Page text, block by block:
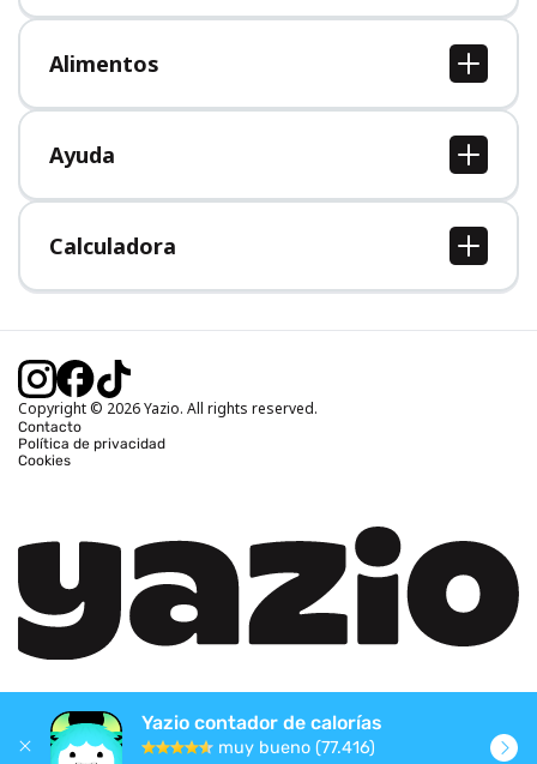
Todas las historias de éxito
Alimentos
Todos los alimentos
Ayuda
Centro de ayuda
Calculadora
Calcular IMC
Calcular peso ideal
Calcular calorías quemadas
Copyright © 2026 Yazio. All rights reserved.
Contacto
Política de privacidad
Cookies
Yazio contador de calorías
muy bueno (77.416)